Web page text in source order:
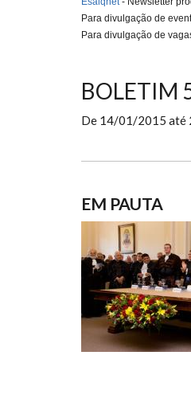
Para divulgação de
Para divulgação de
BOLETIM
De 14/01/2015 até
EM PAUTA